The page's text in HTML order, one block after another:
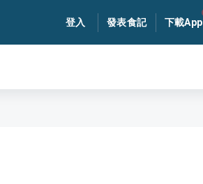
登入 發表食記 下載App